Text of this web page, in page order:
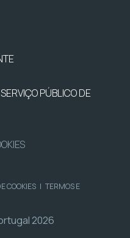
PÚBLICO DE
COOKIES | TERMOS E
2026